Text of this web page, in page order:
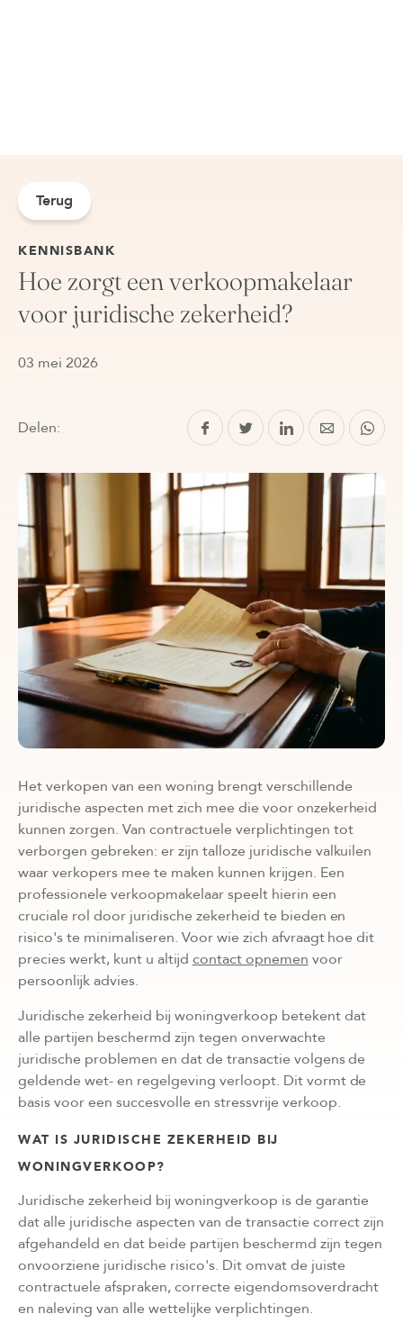
Terug
KENNISBANK
Hoe zorgt een verkoopmakelaar
voor juridische zekerheid?
03 mei 2026
Delen:
Het verkopen van een woning brengt verschillende
juridische aspecten met zich mee die voor onzekerheid
kunnen zorgen. Van contractuele verplichtingen tot
verborgen gebreken: er zijn talloze juridische valkuilen
waar verkopers mee te maken kunnen krijgen. Een
professionele verkoopmakelaar speelt hierin een
cruciale rol door juridische zekerheid te bieden en
risico's te minimaliseren. Voor wie zich afvraagt hoe dit
precies werkt, kunt u altijd contact opnemen voor
persoonlijk advies.
Juridische zekerheid bij woningverkoop betekent dat
alle partijen beschermd zijn tegen onverwachte
juridische problemen en dat de transactie volgens de
geldende wet- en regelgeving verloopt. Dit vormt de
basis voor een succesvolle en stressvrije verkoop.
WAT IS JURIDISCHE ZEKERHEID BIJ
WONINGVERKOOP?
Juridische zekerheid bij woningverkoop is de garantie
dat alle juridische aspecten van de transactie correct zijn
afgehandeld en dat beide partijen beschermd zijn tegen
onvoorziene juridische risico's. Dit omvat de juiste
contractuele afspraken, correcte eigendomsoverdracht
en naleving van alle wettelijke verplichtingen.